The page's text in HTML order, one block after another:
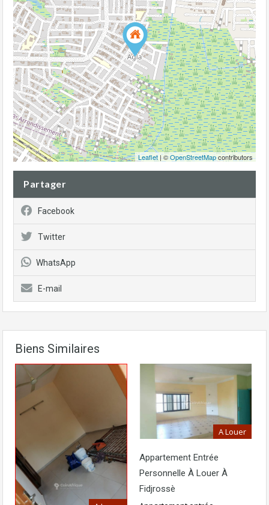
Leaflet | ©OpenStreetMapcontributors
Partager
Facebook
Twitter
WhatsApp
E-mail
Biens Similaires
A Louer
Appartement Entrée
Personnelle À Louer À
Fidjrossè